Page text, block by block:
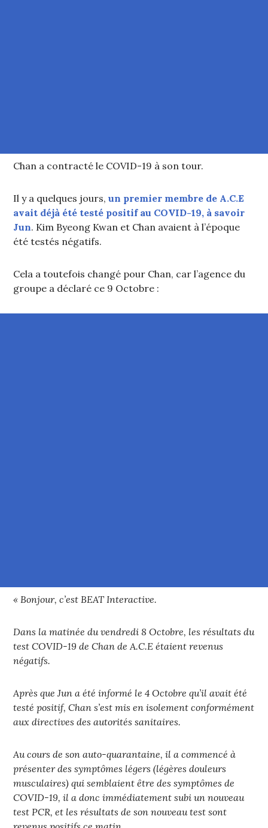
Chan a contracté le COVID-19 à son tour.
Il y a quelques jours,un premier membre de A.C.E
avait déjà été testé positif au COVID-19, à savoir
Jun. Kim Byeong Kwan et Chan avaient à l’époque
été testés négatifs.
Cela a toutefois changé pour Chan, car l’agence du
groupe a déclaré ce 9 Octobre :
« Bonjour, c’est BEAT Interactive.
Dans la matinée du vendredi 8 Octobre, les résultats du
test COVID-19 de Chan de A.C.E étaient revenus
négatifs.
Après que Jun a été informé le 4 Octobre qu’il avait été
testé positif, Chan s’est mis en isolement conformément
aux directives des autorités sanitaires.
Au cours de son auto-quarantaine, il a commencé à
présenter des symptômes légers (légères douleurs
musculaires) qui semblaient être des symptômes de
COVID-19, il a donc immédiatement subi un nouveau
test PCR, et les résultats de son nouveau test sont